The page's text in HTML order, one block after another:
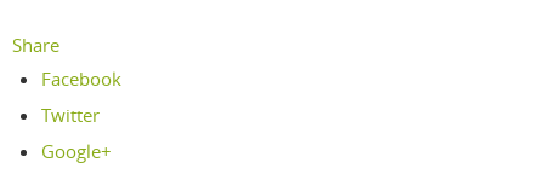
Share
Facebook
Twitter
Google+